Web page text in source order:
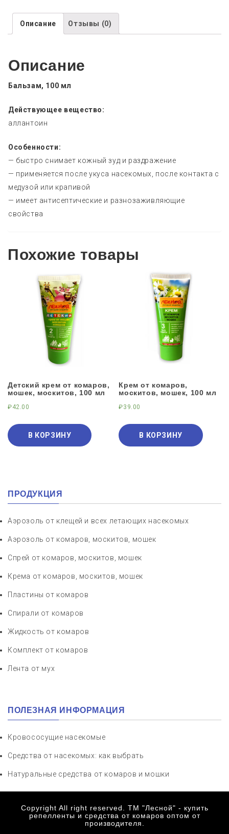
Описание Отзывы (0)
Описание
Бальзам, 100 мл
Действующее вещество:
аллантоин
Особенности:
— быстро снимает кожный зуд и раздражение
— применяется после укуса насекомых, после контакта с
медузой или крапивой
— имеет антисептические и разнозаживляющие
свойства
Похожие товары
Детский крем от комаров,
мошек, москитов, 100 мл
₽42.00
В КОРЗИНУ
Крем от комаров,
москитов, мошек, 100 мл
₽39.00
В КОРЗИНУ
ПРОДУКЦИЯ
Аэрозоль от клещей и всех летающих насекомых
Аэрозоль от комаров, москитов, мошек
Спрей от комаров, москитов, мошек
Крема от комаров, москитов, мошек
Пластины от комаров
Спирали от комаров
Жидкость от комаров
Комплект от комаров
Лента от мух
ПОЛЕЗНАЯ ИНФОРМАЦИЯ
Кровососущие насекомые
Средства от насекомых: как выбрать
Натуральные средства от комаров и мошки
Copyright All right reserved. ТМ "Лесной" - купить
репелленты и средства от комаров оптом от
производителя.